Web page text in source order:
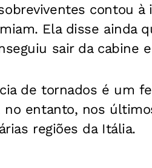
contou
Ela disse ainda
sair da cabine
de tornados é um
no entanto, nos
regiões da Itália.